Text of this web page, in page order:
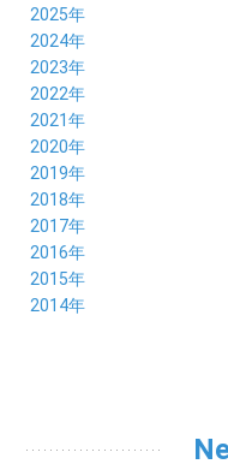
2025年
12月 (14)
11月 (17)
10月 (21)
09月 (20)
08月 (20)
07月 (18)
06月 (22)
05月 (21)
04月 (19)
03月 (19)
02月 (19)
01月 (21)
2024年
12月 (19)
11月 (21)
10月 (23)
09月 (23)
08月 (20)
07月 (21)
06月 (22)
05月 (18)
04月 (26)
03月 (23)
02月 (29)
2023年
12月 (19)
11月 (19)
10月 (20)
09月 (22)
08月 (24)
07月 (26)
06月 (25)
05月 (28)
04月 (26)
03月 (30)
2022年
12月 (36)
11月 (16)
10月 (22)
09月 (20)
08月 (18)
07月 (21)
06月 (23)
05月 (25)
04月 (20)
2021年
12月 (18)
11月 (19)
10月 (20)
09月 (24)
08月 (35)
07月 (17)
06月 (25)
05月 (31)
2020年
12月 (19)
11月 (23)
10月 (24)
09月 (29)
08月 (26)
07月 (25)
06月 (21)
2019年
12月 (26)
11月 (21)
10月 (26)
09月 (26)
08月 (31)
07月 (22)
2018年
12月 (22)
11月 (28)
10月 (23)
09月 (27)
08月 (24)
2017年
12月 (20)
11月 (22)
10月 (21)
2016年
12月 (26)
11月 (21)
05月 (24)
2015年
12月 (36)
06月 (15)
2014年